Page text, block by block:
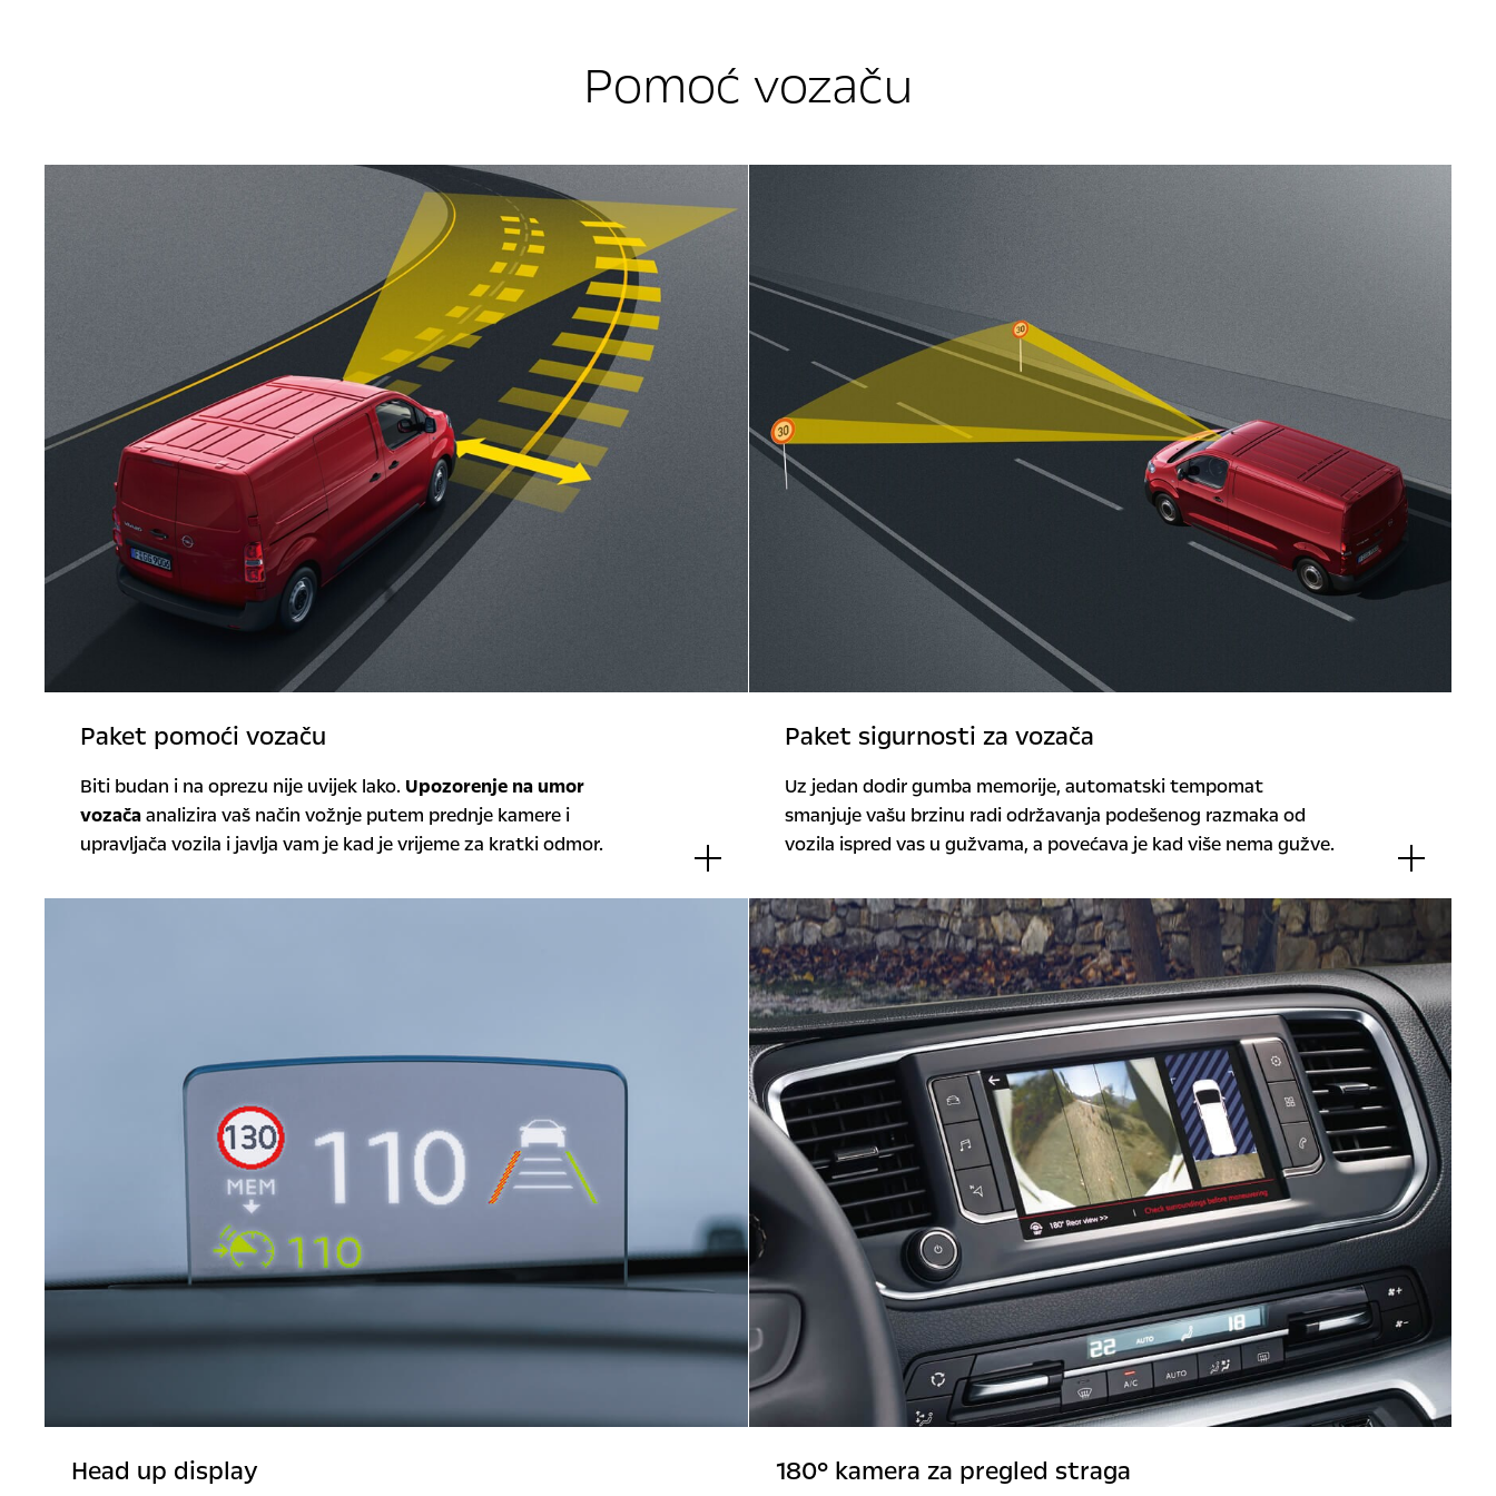
Pomoć vozaču
Paket pomoći vozaču
Biti budan i na oprezu nije uvijek lako. Upozorenje na umor
vozačaanalizira vaš način vožnje putem prednje kamere i
upravljača vozila i javlja vam je kad je vrijeme za kratki odmor.
Paket sigurnosti za vozača
Uz jedan dodir gumba memorije, automatski tempomat
smanjuje vašu brzinu radi održavanja podešenog razmaka od
vozila ispred vas u gužvama, a povećava je kad više nema gužve.
Head up display 180° kamera za pregled straga